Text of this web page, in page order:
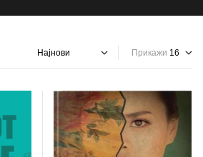
Прикажи